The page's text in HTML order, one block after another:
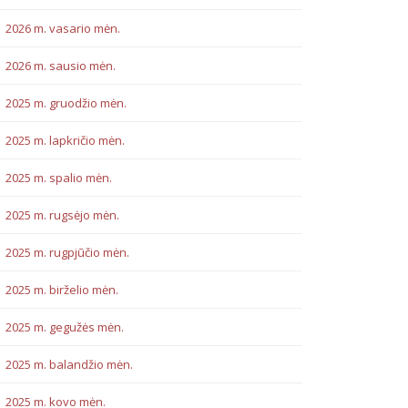
2026 m. vasario mėn.
2026 m. sausio mėn.
2025 m. gruodžio mėn.
2025 m. lapkričio mėn.
2025 m. spalio mėn.
2025 m. rugsėjo mėn.
2025 m. rugpjūčio mėn.
2025 m. birželio mėn.
2025 m. gegužės mėn.
2025 m. balandžio mėn.
2025 m. kovo mėn.